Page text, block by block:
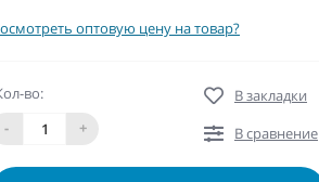
оптовую цену на товар?
во:
-
+
В закладки
В сравнение